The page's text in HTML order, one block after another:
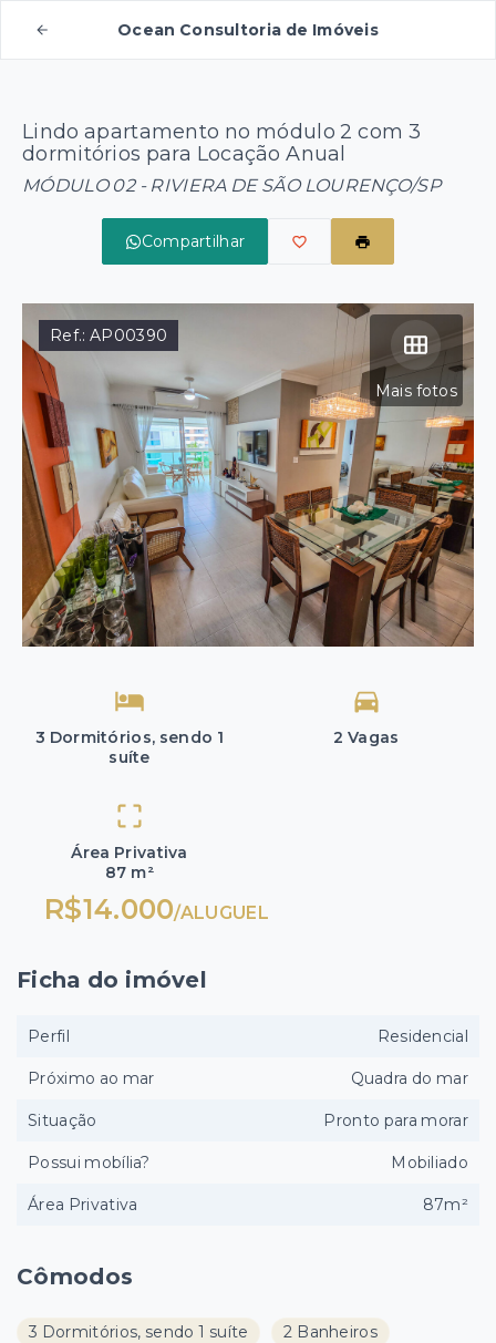
Ocean Consultoria de Imóveis
Lindo apartamento no módulo 2 com 3
dormitórios para Locação Anual
MÓDULO 02 - RIVIERA DE SÃO LOURENÇO/SP
Compartilhar
Mais fotos
Ref.:AP00390
3 Dormitórios, sendo 1
suíte
2 Vagas
Área Privativa
87 m²
R$14.000/ALUGUEL
Cômodos
3 Dormitórios, sendo 1 suíte 2 Banheiros
Ficha do imóvel
Perfil Residencial
Próximo ao mar Quadra do mar
Situação Pronto para morar
Possui mobília? Mobiliado
Área Privativa 87m²